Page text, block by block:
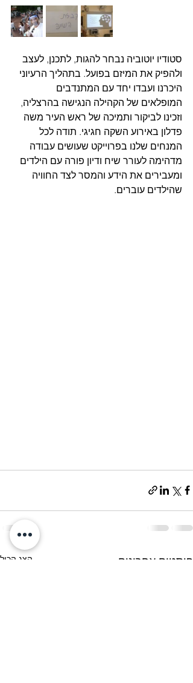
סטודיו יוטוביה נבחר להגות, לתכנן, לעצב
ולהפיק את המיזם בפועל. בתהליך הרעיוני
היכרנו ועבדו יחד עם המתנדבים
המופלאים של הקהילה הנגישה בהרצליה,
וזכינו לביקור ותמיכה של ראש העיר משה
פדלון באירוע השקה חגיגי. תודה לכל
המנחים שלנו בפרוייקט שעושים עבודה
מדהימה לעורר שיח ודיון פורה עם הילדים
ומעבירים את הידע והמסר לצד החוויה
שהילדים עוברים.
פוסטים אחרונים הצג הכול